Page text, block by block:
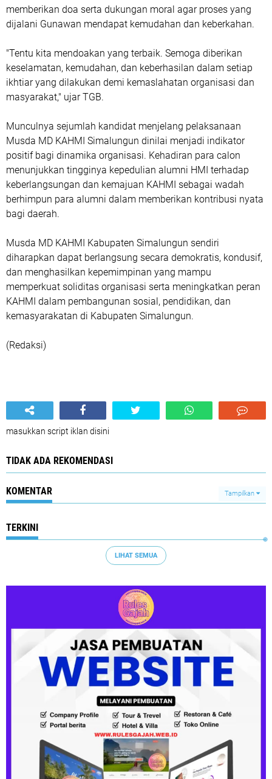
memberikan doa serta dukungan moral agar proses yang
dijalani Gunawan mendapat kemudahan dan keberkahan.
"Tentu kita mendoakan yang terbaik. Semoga diberikan
keselamatan, kemudahan, dan keberhasilan dalam setiap
ikhtiar yang dilakukan demi kemaslahatan organisasi dan
masyarakat," ujar TGB.
Munculnya sejumlah kandidat menjelang pelaksanaan
Musda MD KAHMI Simalungun dinilai menjadi indikator
positif bagi dinamika organisasi. Kehadiran para calon
menunjukkan tingginya kepedulian alumni HMI terhadap
keberlangsungan dan kemajuan KAHMI sebagai wadah
berhimpun para alumni dalam memberikan kontribusi nyata
bagi daerah.
Musda MD KAHMI Kabupaten Simalungun sendiri
diharapkan dapat berlangsung secara demokratis, kondusif,
dan menghasilkan kepemimpinan yang mampu
memperkuat soliditas organisasi serta meningkatkan peran
KAHMI dalam pembangunan sosial, pendidikan, dan
kemasyarakatan di Kabupaten Simalungun.
(Redaksi)
masukkan script iklan disini
TIDAK ADA REKOMENDASI
KOMENTAR Tampilkan
TERKINI
LIHAT SEMUA